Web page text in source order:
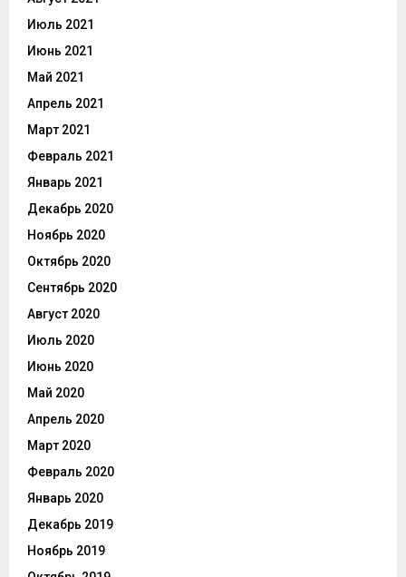
Июль 2021
Июнь 2021
Май 2021
Апрель 2021
Март 2021
Февраль 2021
Январь 2021
Декабрь 2020
Ноябрь 2020
Октябрь 2020
Сентябрь 2020
Август 2020
Июль 2020
Июнь 2020
Май 2020
Апрель 2020
Март 2020
Февраль 2020
Январь 2020
Декабрь 2019
Ноябрь 2019